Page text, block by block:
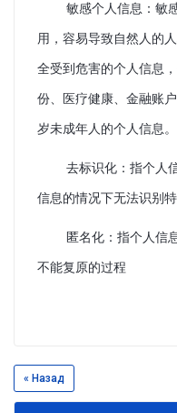
敏感个人信息：敏
用，容易导致自然人的
全受到危害的个人信息
份、医疗健康、金融账
岁未成年人的个人信息。
去标识化：指个人
信息的情况下无法识别
匿名化：指个人信
不能复原的过程
« Назад